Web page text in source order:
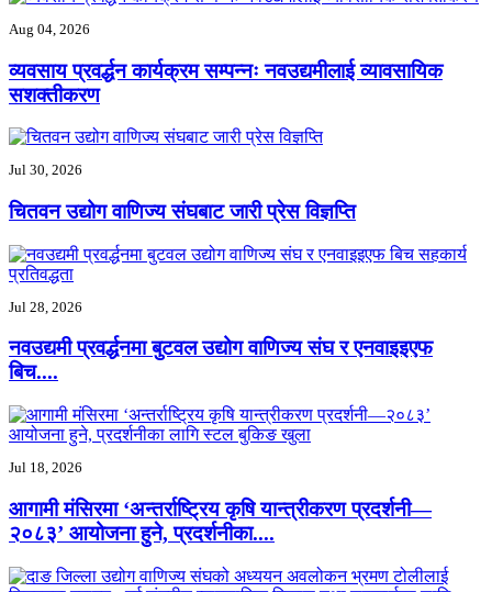
Aug 04, 2026
व्यवसाय प्रवर्द्धन कार्यक्रम सम्पन्नः नवउद्यमीलाई व्यावसायिक
सशक्तीकरण
Jul 30, 2026
चितवन उद्योग वाणिज्य संघबाट जारी प्रेस विज्ञप्ति
Jul 28, 2026
नवउद्यमी प्रवर्द्धनमा बुटवल उद्योग वाणिज्य संघ र एनवाइइएफ
बिच....
Jul 18, 2026
आगामी मंसिरमा ‘अन्तर्राष्ट्रिय कृषि यान्त्रीकरण प्रदर्शनी—
२०८३’ आयोजना हुने, प्रदर्शनीका....